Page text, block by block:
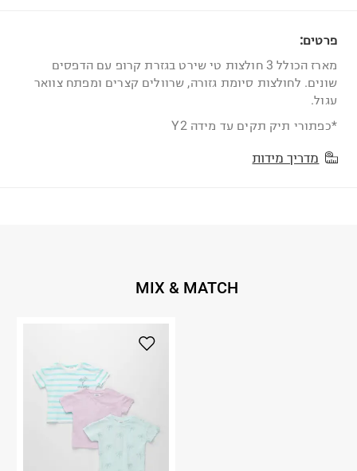
פרטים:
מארז הכולל 3 חולצות טי שירט בגזרת קרופ עם הדפסים
שונים. לחולצות סיומת גזורה, שרוולים קצרים ומפתח צוואר
עגול.
*כפתורי תיק תקים עד מידה Y2
מדריך מידות
MIX & MATCH